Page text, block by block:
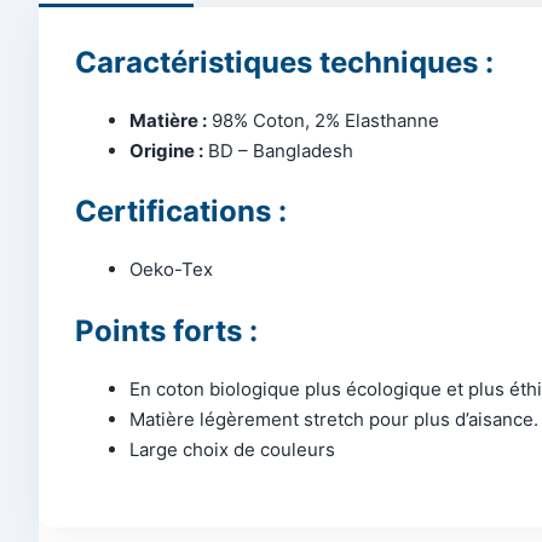
Caractéristiques techniques :
Matière : 98% Coton, 2% Elasthanne
Origine : BD – Bangladesh
Certifications :
Oeko-Tex
Points forts :
En coton biologique plus écologique et plus
Matière légèrement stretch pour plus d’aisance.
Large choix de couleurs